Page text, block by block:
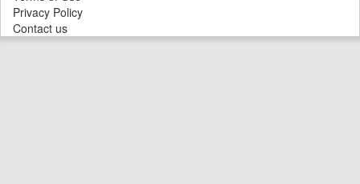
Privacy Policy
Contact us